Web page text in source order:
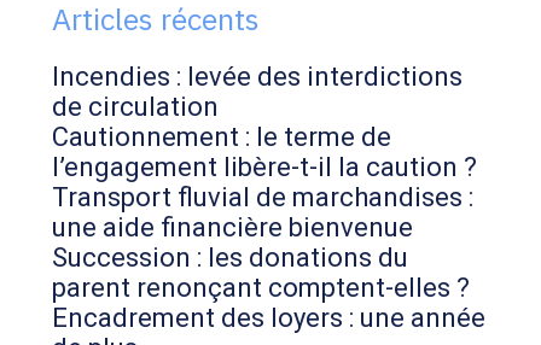
Articles récents
Incendies : levée des interdictions
de circulation
Cautionnement : le terme de
l’engagement libère-t-il la caution ?
Transport fluvial de marchandises :
une aide financière bienvenue
Succession : les donations du
parent renonçant comptent-elles ?
Encadrement des loyers : une année